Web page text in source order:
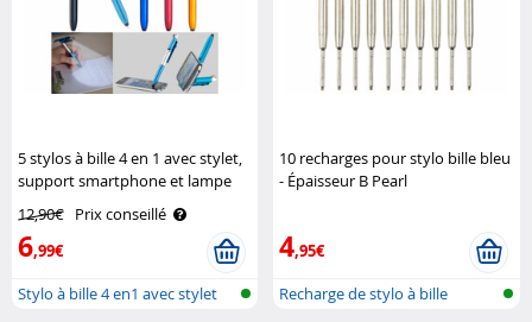
5 stylos à bille 4 en 1 avec stylet,
support smartphone et lampe
12,90€ Prix conseillé
6,99€
Stylo à bille 4 en1 avec stylet
10 recharges pour stylo bille bleu
- Épaisseur B Pearl
4,95€
Recharge de stylo à bille